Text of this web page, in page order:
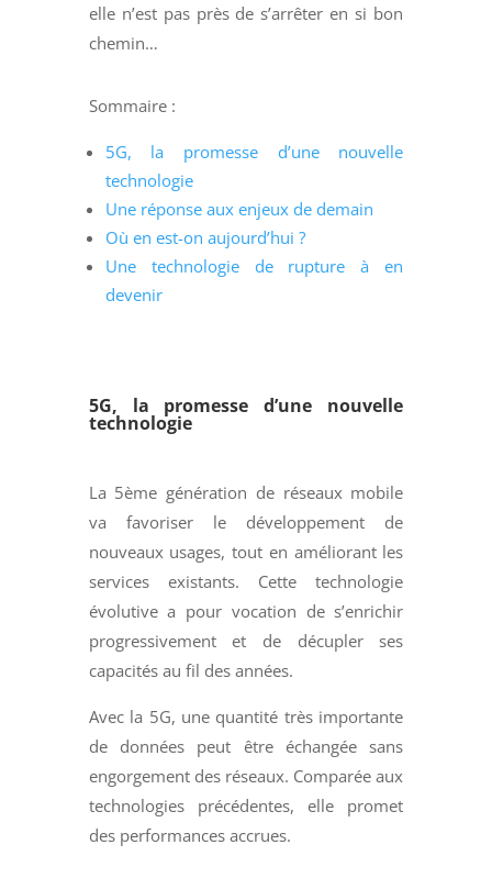
elle n’est pas près de s’arrêter en si bon
chemin…
Sommaire :
5G, la promesse d’une nouvelle
technologie
Une réponse aux enjeux de demain
Où en est-on aujourd’hui ?
Une technologie de rupture à en
devenir
5G, la promesse d’une nouvelle
technologie
La 5ème génération de réseaux mobile
va favoriser le développement de
nouveaux usages, tout en améliorant les
services existants. Cette technologie
évolutive a pour vocation de s’enrichir
progressivement et de décupler ses
capacités au fil des années.
Avec la 5G, une quantité très importante
de données peut être échangée sans
engorgement des réseaux. Comparée aux
technologies précédentes, elle promet
des performances accrues.